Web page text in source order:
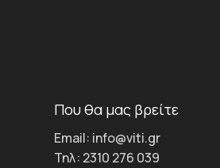
Που θα μας βρείτε
Email: info@viti.gr
Τηλ: 2310 276 039